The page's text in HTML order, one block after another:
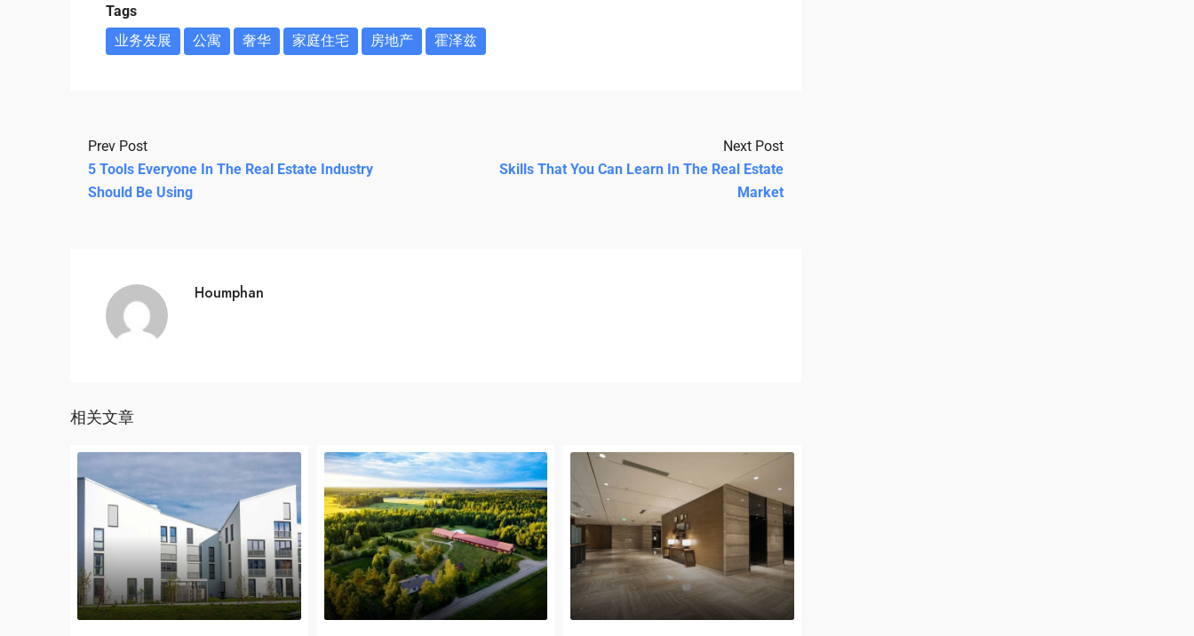
Tags
业务发展
公寓 奢华 家庭住宅 房地产 霍泽兹
Prev Post
5 Tools Everyone In The Real Estate Industry
Should Be Using
Next Post
Skills That You Can Learn In The Real Estate
Market
Houmphan
相关文章